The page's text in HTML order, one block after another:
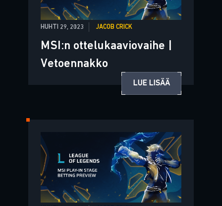
HUHTI 29, 2023 JACOB CRICK
MSI:n ottelukaaviovaihe |
Vetoennakko
LUE LISÄÄ